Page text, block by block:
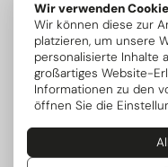
Wir verwenden
Wir können diese zur
platzieren, um unsere
personalisierte Inhalte
großartiges Website-
Informationen zu den
öffnen Sie die